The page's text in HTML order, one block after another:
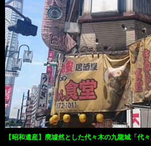
【昭和遺産】廃墟然とした代々木の九龍城「代々